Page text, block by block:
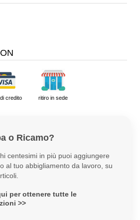
credito ritiro in sede
o Ricamo?
centesimi in più puoi aggiungere
al tuo abbigliamento da lavoro, su
per ottenere tutte le
>>